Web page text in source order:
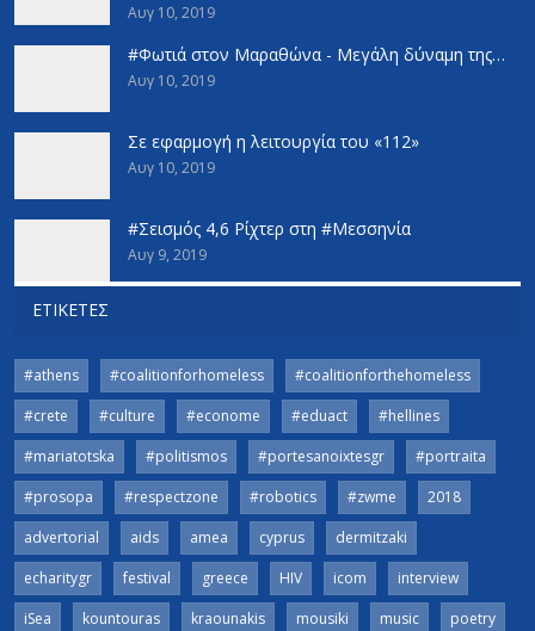
Αυγ 10, 2019
#Φωτιά στον Μαραθώνα - Μεγάλη δύναμη της…
Αυγ 10, 2019
Σε εφαρμογή η λειτουργία του «112»
Αυγ 10, 2019
#Σεισμός 4,6 Ρίχτερ στη #Μεσσηνία
Αυγ 9, 2019
ΕΤΙΚΈΤΕΣ
#athens #coalitionforhomeless
#coalitionforthehomeless
#crete
#culture #econome #eduact
#hellines
#mariatotska
#politismos #portesanoixtesgr
#portraita
#prosopa
#respectzone #robotics #zwme
2018
advertorial
aids amea cyprus
dermitzaki
echaritygr
festival greece HIV icom
interview
iSea
kountouras kraounakis mousiki music
poetry